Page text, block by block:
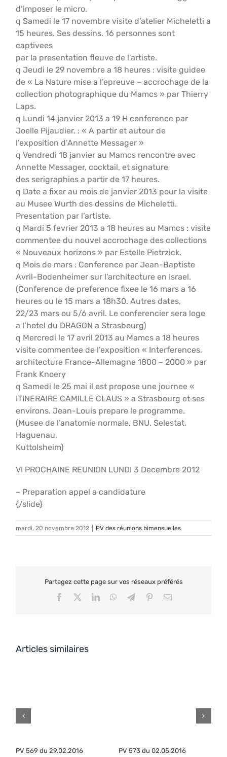
d’imposer le micro.
q Samedi le 17 novembre visite d’atelier Micheletti a
15 heures. Ses dessins. 16 personnes sont
captivees
par la presentation fleuve de l’artiste.
q Jeudi le 29 novembre a 18 heures : visite guidee
de « La Nature mise a l’epreuve – accrochage de la
collection photographique du Mamcs » par Thierry
Laps.
q Lundi 14 janvier 2013 a 19 H conference par
Joelle Pijaudier. : « A partir et autour de
l’exposition d’Annette Messager »
q Vendredi 18 janvier au Mamcs rencontre avec
Annette Messager, cocktail, et signature
des serigraphies a partir de 17 heures.
q Date a fixer au mois de janvier 2013 pour la visite
au Musee Wurth des dessins de Micheletti.
Presentation par l’artiste.
q Mardi 5 fevrier 2013 a 18 heures au Mamcs : visite
commentee du nouvel accrochage des collections
« Nouveaux horizons » par Estelle Pietrzick.
q Mois de mars : Conference par Jean-Baptiste
Avril-Bodenheimer sur l’architecture en Israel.
(Conference de preference fixee le 16 mars a 16
heures ou le 15 mars a 18h30. Autres dates,
22/23 mars ou 5/6 avril. Le conferencier sera loge
a l’hotel du DRAGON a Strasbourg)
q Mercredi le 17 avril 2013 au Mamcs a 18 heures
visite commentee de l’exposition « Interferences,
architecture France-Allemagne 1800 – 2000 » par
Frank Knoery
q Samedi le 25 mai il est propose une journee «
ITINERAIRE CAMILLE CLAUS » a Strasbourg et ses
environs. Jean-Louis prepare le programme.
(Musee de l’anatomie normale, BNU, Selestat,
Haguenau,
Kuttolsheim)
VI PROCHAINE REUNION LUNDI 3 Decembre 2012
– Preparation appel a candidature
{/slide}
mardi, 20 novembre 2012 PV des réunions bimensuelles
Partagez cette page sur vos réseaux préférés
Facebook LinkedInWhatsApp
TelegramPinterestEmail
Articles similaires
PV 569 du 29.02.2016 PV 573 du 02.05.2016